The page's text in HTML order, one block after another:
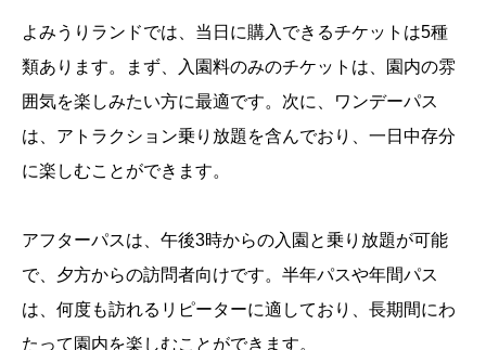
よみうりランドでは、当日に購入できるチケットは5種
類あります。まず、入園料のみのチケットは、園内の雰
囲気を楽しみたい方に最適です。次に、ワンデーパス
は、アトラクション乗り放題を含んでおり、一日中存分
に楽しむことができます。
アフターパスは、午後3時からの入園と乗り放題が可能
で、夕方からの訪問者向けです。半年パスや年間パス
は、何度も訪れるリピーターに適しており、長期間にわ
たって園内を楽しむことができます。